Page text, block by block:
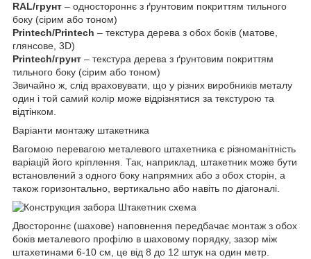
RAL/грунт – одностороннє з ґрунтовим покриттям тильного
боку (сірим або тоном)
Printech/Printech – текстура дерева з обох боків (матове,
глянсове, 3D)
Printech/грунт – текстура дерева з ґрунтовим покриттям
тильного боку (сірим або тоном)
Звичайно ж, слід враховувати, що у різних виробників металу
один і той самий колір може відрізнятися за текстурою та
відтінком.
Варіанти монтажу штакетника
Вагомою перевагою металевого штахетника є різноманітність
варіацій його кріплення. Так, наприклад, штакетник може бути
встановлений з одного боку напрямних або з обох сторін, а
також горизонтально, вертикально або навіть по діагоналі.
Двостороннє (шахове) наповнення передбачає монтаж з обох
боків металевого профілю в шаховому порядку, зазор між
штахетинами 6-10 см, це від 8 до 12 штук на один метр.